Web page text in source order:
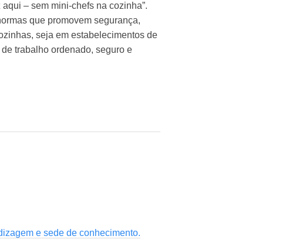
– sem mini-chefs na cozinha”.
que promovem segurança,
seja em estabelecimentos de
trabalho ordenado, seguro e
e sede de conhecimento.